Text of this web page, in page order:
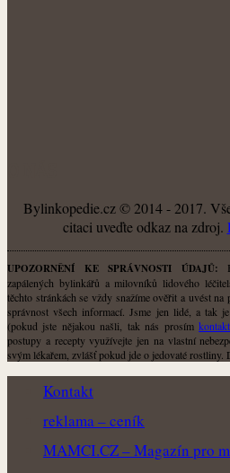
Bylinkopedie.cz © 2014 - 2017.
citaci uveďte odkaz na zdroj.
UPOZORNĚNÍ KE SPRÁVNOSTI ÚDAJŮ:
zapálených bylinkářů a milovníků lidového
těchto stránkách se vždy snažíme ověřit a uvést
správnost všech informací. Jsme jen lidé, a tak
(pokud jste nějakou našli, tak nás prosím
postupy a recepty využívejte jen na vlastní
svým lékařem, zvlášť pokud jde o jedovaté rostliny.
Kontakt
reklama – ceník
MAMCI.CZ – Magazín pro